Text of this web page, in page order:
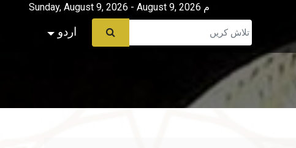
Sunday, August 9, 2026 - August 9, 2026 م
اردو